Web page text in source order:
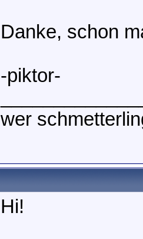
Danke, schon
-piktor-
wer
Hi!